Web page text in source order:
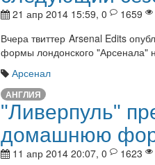
21 апр 2014 15:59, 0
1659
Вчера твиттер Arsenal Edits
формы лондонского "Арсенала"
Арсенал
АНГЛИЯ
"Ливерпуль"
домашнюю
11 апр 2014 20:07, 0
1623